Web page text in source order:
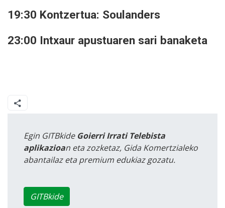
19:30 Kontzertua: Soulanders
23:00 Intxaur apustuaren sari banaketa
Egin GITBkide Goierri Irrati Telebista
aplikazioan eta zozketaz, Gida Komertzialeko
abantailaz eta premium edukiaz gozatu.
GITBkide